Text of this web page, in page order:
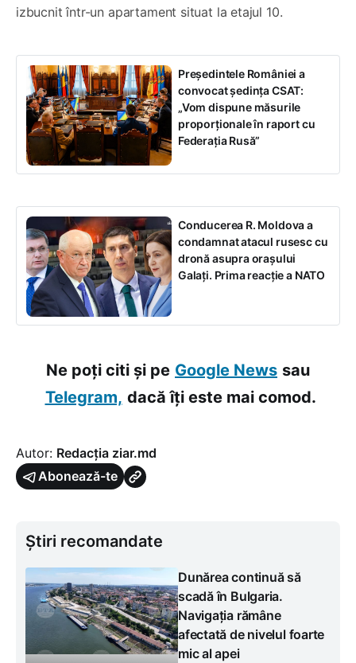
izbucnit într-un apartament situat la etajul 10.
Președintele României a
convocat ședința CSAT:
„Vom dispune măsurile
proporționale în raport cu
Federația Rusă”
Conducerea R. Moldova a
condamnat atacul rusesc cu
dronă asupra orașului
Galați. Prima reacție a NATO
Ne poți citi și pe Google News sau
Telegram, dacă îți este mai comod.
Autor: Redacția ziar.md
Abonează-te
Știri recomandate
Dunărea continuă să
scadă în Bulgaria.
Navigația rămâne
afectată de nivelul foarte
mic al apei